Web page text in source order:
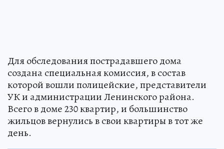
Для обследования пострадавшего дома
создана специальная комиссия, в состав
которой вошли полицейские, представители
УК и администрации Ленинского района.
Всего в доме 230 квартир, и большинство
жильцов вернулись в свои квартиры в тот же
день.